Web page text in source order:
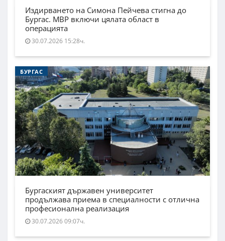
Издирването на Симона Пейчева стигна до
Бургас. МВР включи цялата област в
операцията
30.07.2026 15:28ч.
БУРГАС
Бургаският държавен университет
продължава приема в специалности с отлична
професионална реализация
30.07.2026 09:07ч.